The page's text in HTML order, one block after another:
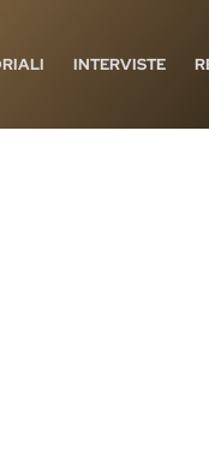
INTERVISTE